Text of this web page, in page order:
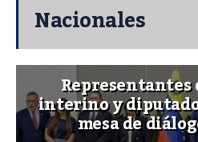
Nacionales
interino y
mesa de